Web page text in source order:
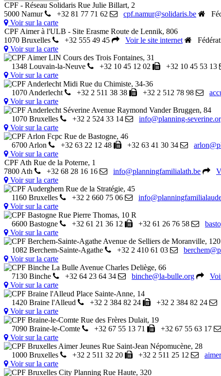
CPF - Réseau Solidaris Rue Julie Billart, 2
5000 Namur
+32 81 77 71 62 cpf.namur@solidaris.be
Voir sur la carte
CPF Aimer à l'ULB - Site Erasme Route de Lennik, 806
1070 Bruxelles
+32 555 49 45 Voir le site internet
Voir sur la carte
CPF Aimer LlN Cours des Trois Fontaines, 31
1348 Louvain-la-Neuve
+32 10 45 12 02 +32 10 45 53 13
Voir sur la carte
CPF Anderlecht Midi Rue du Chimiste, 34-36
1070 Anderlecht
+32 2 511 38 38 +32 2 512 78 98
Voir sur la carte
CPF Anderlecht Séverine Avenue Raymond Vander Bruggen, 84
1070 Bruxelles
+32 2 524 33 14 info@planning-
Voir sur la carte
CPF Arlon Fcpc Rue de Bastogne, 46
6700 Arlon
+32 63 22 12 48 +32 63 41 30 34
Voir sur la carte
CPF Ath Rue de la Poterne, 1
7800 Ath
+32 68 28 16 16 info@planningfamilialath.be
Voir sur la carte
CPF Auderghem Rue de la Stratégie, 45
1160 Bruxelles
+32 2 660 75 06
Voir sur la carte
CPF Bastogne Rue Pierre Thomas, 10 R
6600 Bastogne
+32 61 21 36 12 +32 61 26 76 58
Voir sur la carte
CPF Berchem-Sainte-Agathe Avenue de Selliers de Moranville, 120
1082 Berchem-Sainte-Agathe
+32 2 410 61 03
Voir sur la carte
CPF Binche La Bulle Avenue Charles Deliège, 66
7130 Binche
+32 64 23 64 34 binche@la-bulle.org
Voir sur la carte
CPF Braine l'Alleud Place Sainte-Anne, 14
1420 Braine l'Alleud
+32 2 384 82 24 +32 2 384 82 24
Voir sur la carte
CPF Braine-le-Comte Rue des Frères Dulait, 19
7090 Braine-le-Comte
+32 67 55 13 71 +32 67 55 63 17
Voir sur la carte
CPF Bruxelles Aimer Jeunes Rue Saint-Jean Népomucène, 28
1000 Bruxelles
+32 2 511 32 20 +32 2 511 25 12
Voir sur la carte
CPF Bruxelles City Planning Rue Haute, 320